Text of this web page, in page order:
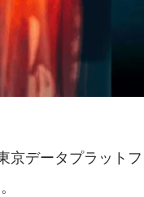
京データプラット